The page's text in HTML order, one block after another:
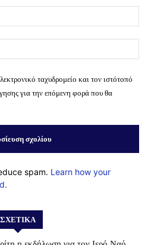
ταχυδρομείο και τον ιστότοπό
για την επόμενη φορά που θα
spam. Learn how your
ΣΧΕΤΙΚΆ